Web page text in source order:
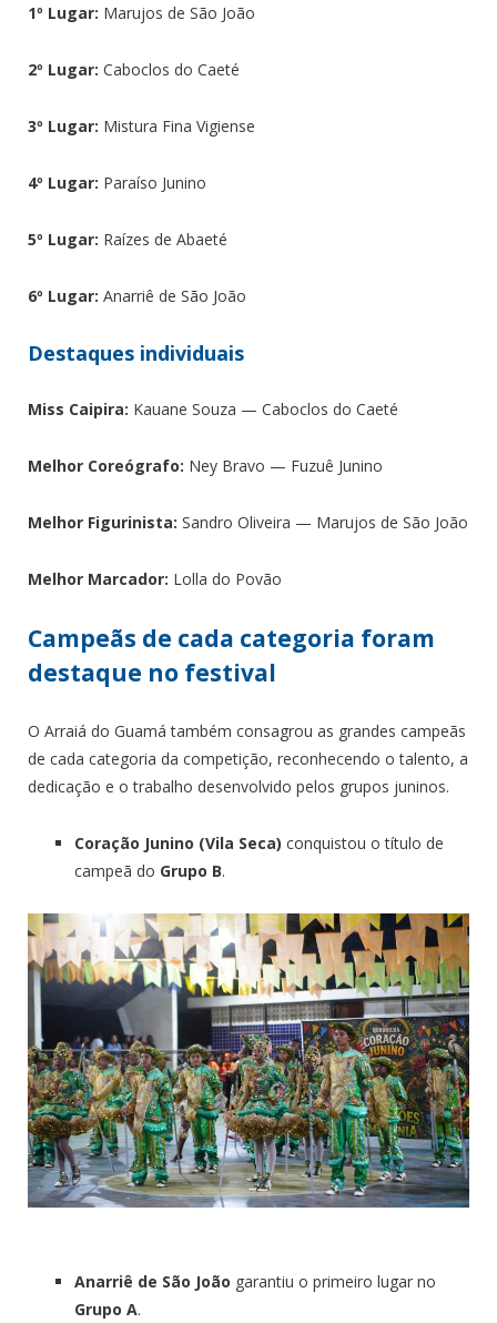
1º Lugar: Marujos de São João
2º Lugar: Caboclos do Caeté
3º Lugar: Mistura Fina Vigiense
4º Lugar: Paraíso Junino
5º Lugar: Raízes de Abaeté
6º Lugar: Anarriê de São João
Destaques individuais
Miss Caipira: Kauane Souza — Caboclos do Caeté
Melhor Coreógrafo: Ney Bravo — Fuzuê Junino
Melhor Figurinista: Sandro Oliveira — Marujos de São João
Melhor Marcador: Lolla do Povão
Campeãs de cada categoria foram
destaque no festival
O Arraiá do Guamá também consagrou as grandes campeãs
de cada categoria da competição, reconhecendo o talento, a
dedicação e o trabalho desenvolvido pelos grupos juninos.
Coração Junino (Vila Seca) conquistou o título de
campeã do Grupo B.
Anarriê de São João garantiu o primeiro lugar no
Grupo A.